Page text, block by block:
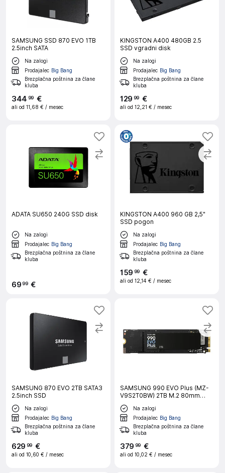
SAMSUNG SSD 870 EVO 1TB
2.5inch SATA
Na zalogi
Prodajalec Big Bang
Brezplačna poštnina za člane
kluba
344 99 €
ali od 11,68 € / mesec
KINGSTON A400 480GB 2.5
SSD vgradni disk
Na zalogi
Prodajalec Big Bang
Brezplačna poštnina za člane
kluba
129 99 €
ali od 12,21 € / mesec
ADATA SU650 240G SSD disk
Na zalogi
Prodajalec Big Bang
Brezplačna poštnina za člane
kluba
6999 €
KINGSTON A400 960 GB 2,5"
SSD pogon
Na zalogi
Prodajalec Big Bang
Brezplačna poštnina za člane
kluba
159 99 €
ali od 12,14 € / mesec
SAMSUNG 870 EVO 2TB SATA3
2.5inch SSD
Na zalogi
Prodajalec Big Bang
Brezplačna poštnina za člane
kluba
629 99 €
ali od 10,60 € / mesec
SAMSUNG 990 EVO Plus (MZ-
V9S2T0BW) 2TB M.2 80mm
PCI-e 5.0 x2 NVMe, V-NAND
SSD
Na zalogi
Prodajalec Big Bang
Brezplačna poštnina za člane
kluba
379 99 €
ali od 10,02 € / mesec